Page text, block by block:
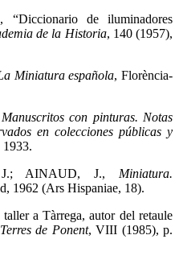
de iluminadores
de la Historia, 140 (1957),
Miniatura española, Florència-
Manuscritos con pinturas. Notas
en colecciones públicas y
J.; AINAUD, J., Miniatura.
1962 (Ars Hispaniae, 18).
a Tàrrega, autor del retaule
de Ponent, VIII (1985), p.